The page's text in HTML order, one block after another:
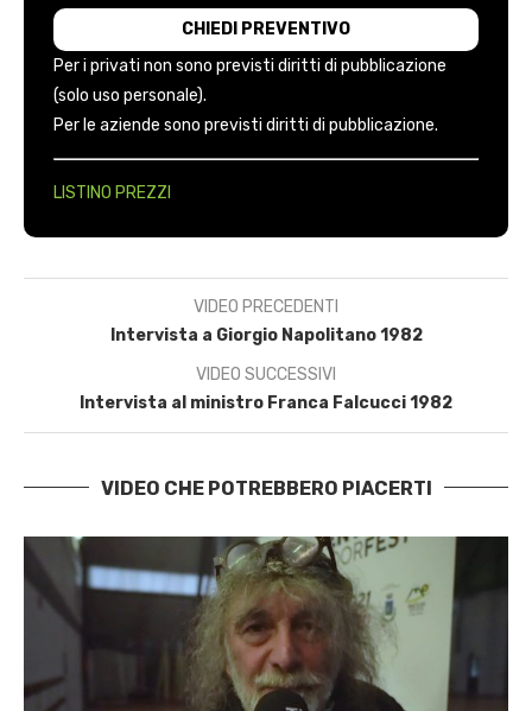
Per i privati non sono previsti diritti di pubblicazione
(solo uso personale).
Per le aziende sono previsti diritti di pubblicazione.
LISTINO PREZZI
VIDEO PRECEDENTI
Intervista a Giorgio Napolitano 1982
VIDEO SUCCESSIVI
Intervista al ministro Franca Falcucci 1982
VIDEO CHE POTREBBERO PIACERTI